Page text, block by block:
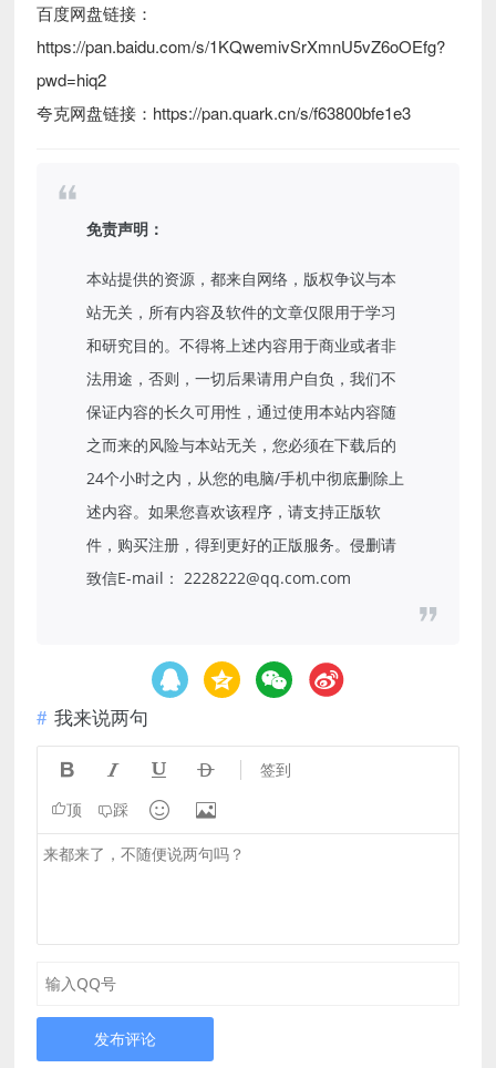
百度网盘链接：
https://pan.baidu.com/s/1KQwemivSrXmnU5vZ6oOEfg?
pwd=hiq2
夸克网盘链接：https://pan.quark.cn/s/f63800bfe1e3
免责声明：
本站提供的资源，都来自网络，版权争议与本
站无关，所有内容及软件的文章仅限用于学习
和研究目的。不得将上述内容用于商业或者非
法用途，否则，一切后果请用户自负，我们不
保证内容的长久可用性，通过使用本站内容随
之而来的风险与本站无关，您必须在下载后的
24个小时之内，从您的电脑/手机中彻底删除上
述内容。如果您喜欢该程序，请支持正版软
件，购买注册，得到更好的正版服务。侵删请
致信E-mail： 2228222@qq.com.com
我来说两句
    签到
顶 踩  
发布评论